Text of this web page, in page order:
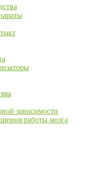
зависимости
работы мозга